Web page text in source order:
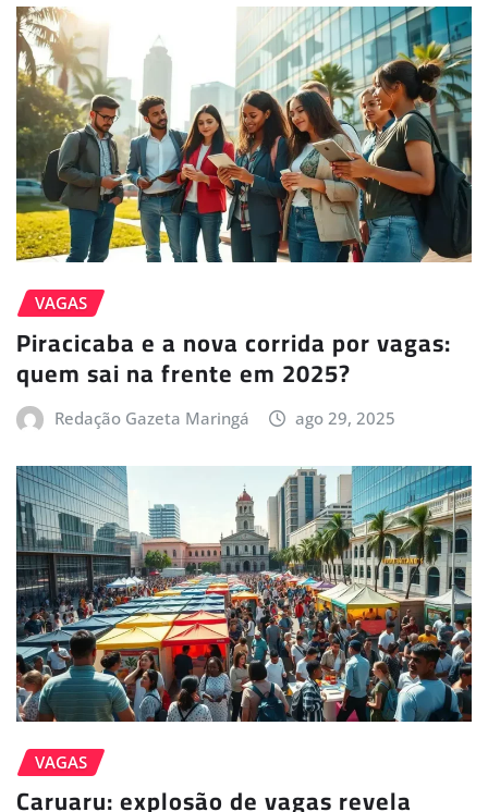
VAGAS
Piracicaba e a nova corrida por vagas:
quem sai na frente em 2025?
Redação Gazeta Maringá ago 29, 2025
VAGAS
Caruaru: explosão de vagas revela